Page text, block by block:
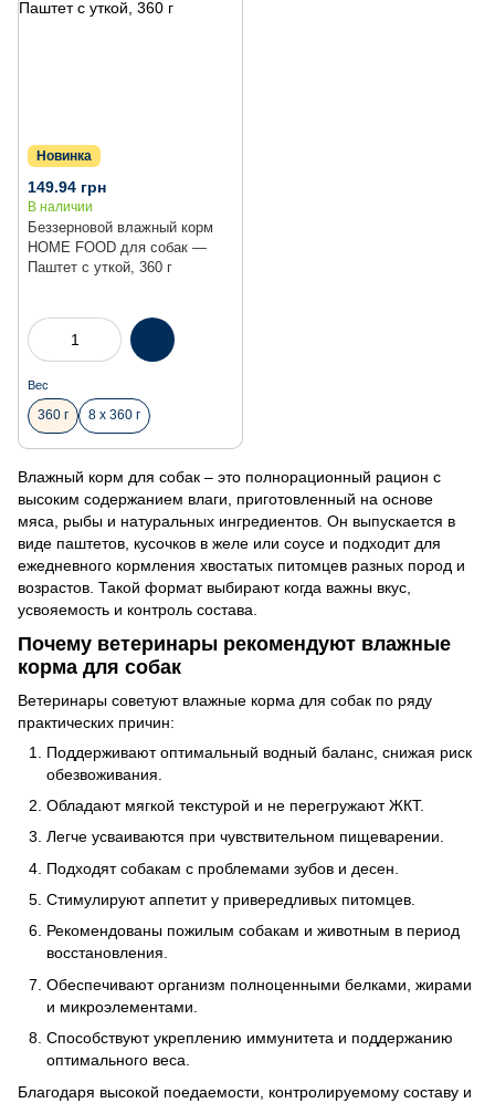
Влажный корм для собак – это полнорационный рацион с
высоким содержанием влаги, приготовленный на основе
мяса, рыбы и натуральных ингредиентов. Он выпускается в
виде паштетов, кусочков в желе или соусе и подходит для
ежедневного кормления хвостатых питомцев разных пород и
возрастов. Такой формат выбирают когда важны вкус,
усвояемость и контроль состава.
Почему ветеринары рекомендуют влажные
корма для собак
Ветеринары советуют влажные корма для собак по ряду
практических причин:
Поддерживают оптимальный водный баланс, снижая риск
обезвоживания.
Обладают мягкой текстурой и не перегружают ЖКТ.
Легче усваиваются при чувствительном пищеварении.
Подходят собакам с проблемами зубов и десен.
Стимулируют аппетит у привередливых питомцев.
Рекомендованы пожилым собакам и животным в период
восстановления.
Обеспечивают организм полноценными белками, жирами
и микроэлементами.
Способствуют укреплению иммунитета и поддержанию
оптимального веса.
Благодаря высокой поедаемости, контролируемому составу и
Новинка
Беззерновой влажный корм
HOME FOOD для собак —
Паштет с уткой, 360 г
149.94 грн
В наличии
Вес
360 г 8 х 360 г